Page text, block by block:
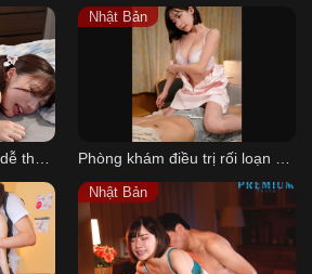
Nữ giúp việc khoả thân dễ thương của tôi
Nhật Bản
Phòng khám điều trị rối loạn cương dương - Eimi Fukada
Nhật Bản